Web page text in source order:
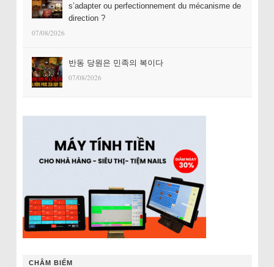
s’adapter ou perfectionnement du mécanisme de
direction ?
07/08/2026
반동 당원은 민족의 복이다
07/08/2026
CHÂM BIẾM